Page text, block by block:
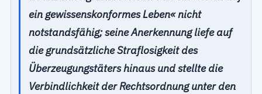
ein gewissenskonformes Leben« nicht
notstandsfähig; seine Anerkennung liefe auf
die grundsätzliche Straflosigkeit des
Überzeugungstäters hinaus und stellte die
Verbindlichkeit der Rechtsordnung unter den